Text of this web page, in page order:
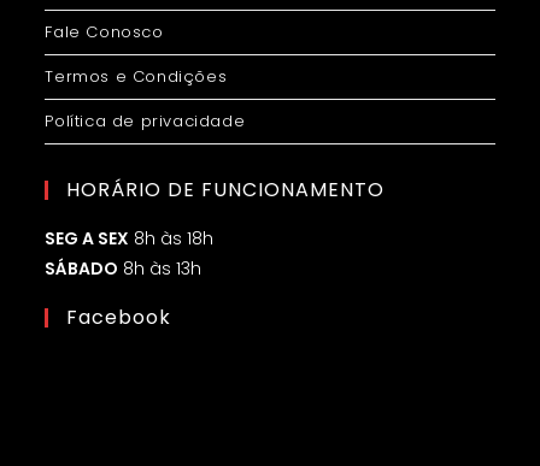
Fale Conosco
Termos e Condições
Política de privacidade
HORÁRIO DE FUNCIONAMENTO
SEG A SEX 8h às 18h
SÁBADO 8h às 13h
Facebook